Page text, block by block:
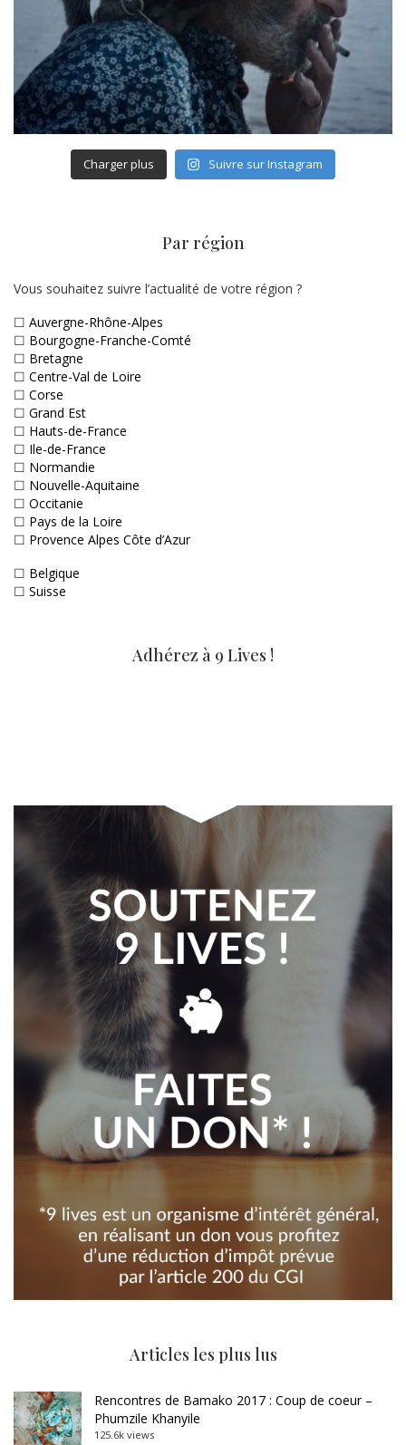
Charger plus Suivre sur Instagram
Par région
Vous souhaitez suivre l’actualité de votre région ?
☐ Auvergne-Rhône-Alpes
☐ Bourgogne-Franche-Comté
☐ Bretagne
☐ Centre-Val de Loire
☐ Corse
☐ Grand Est
☐ Hauts-de-France
☐ Ile-de-France
☐ Normandie
☐ Nouvelle-Aquitaine
☐ Occitanie
☐ Pays de la Loire
☐ Provence Alpes Côte d’Azur
☐ Belgique
☐ Suisse
Adhérez à 9 Lives !
Articles les plus lus
Rencontres de Bamako 2017 : Coup de coeur –
Phumzile Khanyile
125.6k views